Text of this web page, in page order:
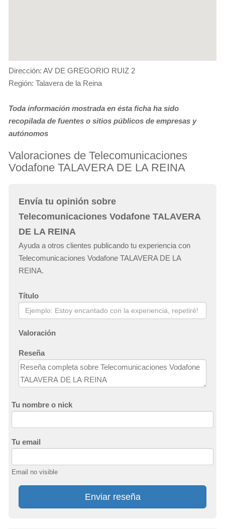
Dirección: AV DE GREGORIO RUIZ 2
Región: Talavera de la Reina
Toda información mostrada en ésta ficha ha sido
recopilada de fuentes o sitios públicos de empresas y
autónomos
Valoraciones de Telecomunicaciones
Vodafone TALAVERA DE LA REINA
Envía tu opinión sobre
Telecomunicaciones Vodafone TALAVERA
DE LA REINA
Ayuda a otros clientes publicando tu experiencia con
Telecomunicaciones Vodafone TALAVERA DE LA
REINA.
Título
Valoración
Reseña
Tu nombre o nick
Tu email
Email no visible
Enviar reseña